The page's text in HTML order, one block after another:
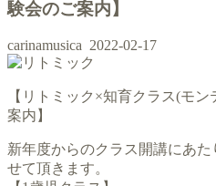
験会のご案内】
carinamusica 2022-02-17
【リトミック×知育クラス(モ
案内】
新年度からのクラス開講にあ
せて頂きます。